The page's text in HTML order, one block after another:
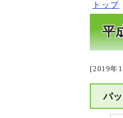
トップ
平
[2019年
バ